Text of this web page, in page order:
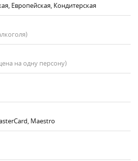
Европейская, Кондитерская
на одну персону)
Maestro